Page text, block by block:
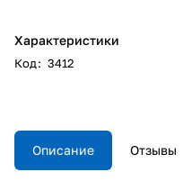
Характеристики
Код: 3412
Описание Отзывы